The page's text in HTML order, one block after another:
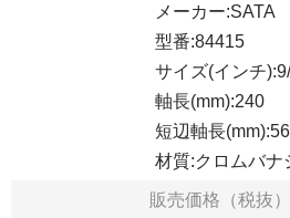
メーカー:SATA
型番:84415
サイズ(インチ
軸長(mm):240
短辺軸長
材質:クロムバナ
販売価格（税抜）